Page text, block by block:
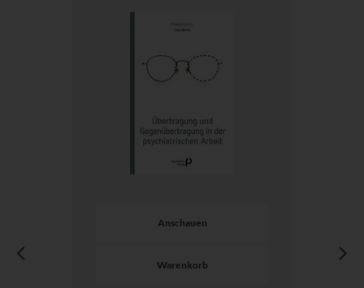
Anschauen
Warenkorb